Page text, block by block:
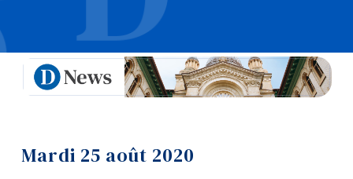
Mardi 25 août 2020
Carrières
Liens rapides